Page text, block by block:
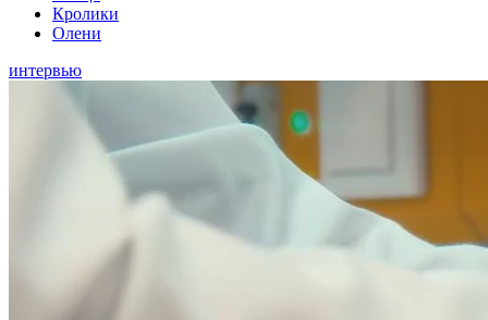
Кролики
Олени
интервью